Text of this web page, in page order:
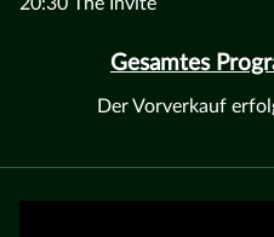
Gesamtes
Der Vorverkauf